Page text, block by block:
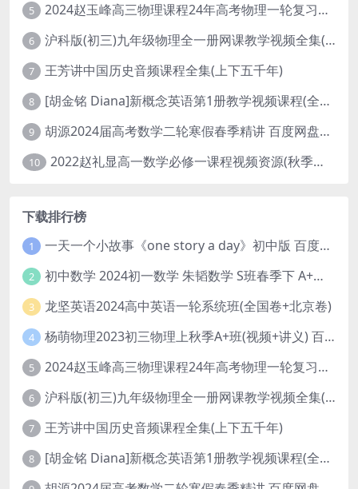
5 2024赵玉峰高三物理课程24年高考物理一轮复习网课教程
6 沪科版(初三)九年级物理全一册网课教学视频全集(录播版 杜春雨 66讲)
7 王芳讲中国历史音频课程全集(上下五千年)
8 [胡金铭 Diana]新概念英语第1册教学视频课程(全集 百度网盘下载)
9 胡源2024届高考数学二轮寒假春季精讲 百度网盘分享
10 2022赵礼显高一数学必修一课程视频资源(秋季班 含讲义)百度网盘云
下载排行榜
1 一天一个小故事《one story a day》初中版 百度网盘分享下载
2 初中数学 2024初一数学 朱韬数学 S班春季下 A+班春季下 百度云网盘
3 龙坚英语2024高中英语一轮系统班(全国卷+北京卷)
4 杨萌物理2023初三物理上秋季A+班(视频+讲义) 百度网盘分享
5 2024赵玉峰高三物理课程24年高考物理一轮复习网课教程
6 沪科版(初三)九年级物理全一册网课教学视频全集(录播版 杜春雨 66讲)
7 王芳讲中国历史音频课程全集(上下五千年)
8 [胡金铭 Diana]新概念英语第1册教学视频课程(全集 百度网盘下载)